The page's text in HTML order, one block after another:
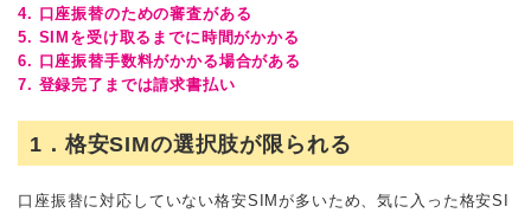
4. 口座振替のための審査がある
5. SIMを受け取るまでに時間がかかる
6. 口座振替手数料がかかる場合がある
7. 登録完了までは請求書払い
1．格安SIMの選択肢が限られる
口座振替に対応していない格安SIMが多いため、気に入った格安SI